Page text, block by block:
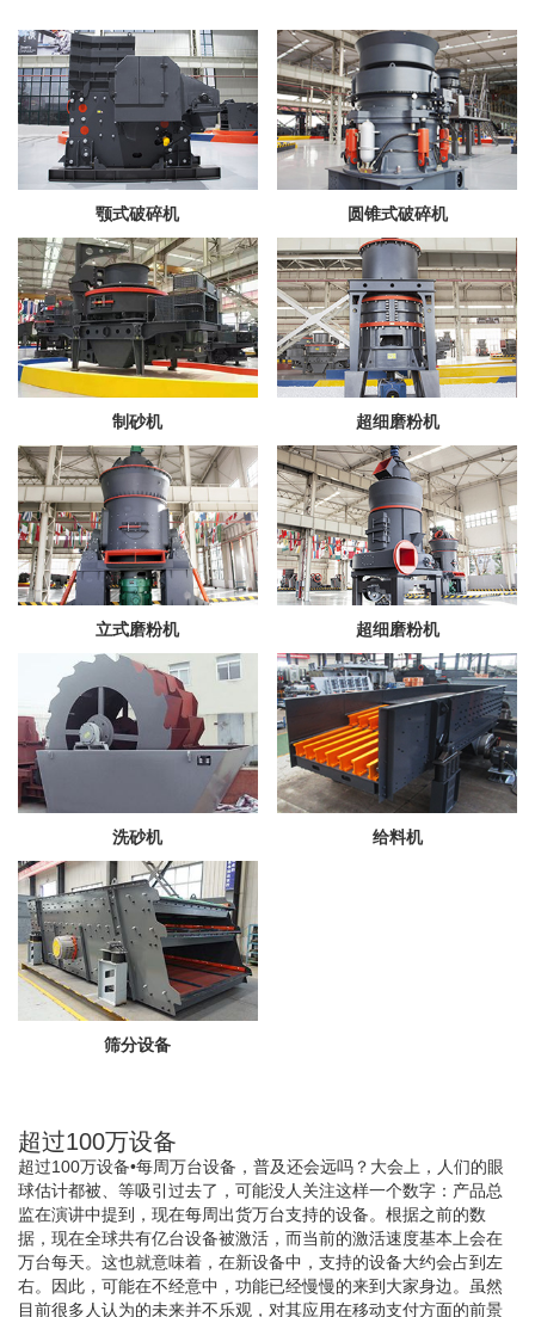
颚式破碎机 圆锥式破碎机
制砂机 超细磨粉机
立式磨粉机 超细磨粉机
洗砂机 给料机
筛分设备
超过100万设备
超过100万设备•每周万台设备，普及还会远吗？大会上，人们的眼
球估计都被、等吸引过去了，可能没人关注这样一个数字：产品总
监在演讲中提到，现在每周出货万台支持的设备。根据之前的数
据，现在全球共有亿台设备被激活，而当前的激活速度基本上会在
万台每天。这也就意味着，在新设备中，支持的设备大约会占到左
右。因此，可能在不经意中，功能已经慢慢的来到大家身边。虽然
目前很多人认为的未来并不乐观，对其应用在移动支付方面的前景